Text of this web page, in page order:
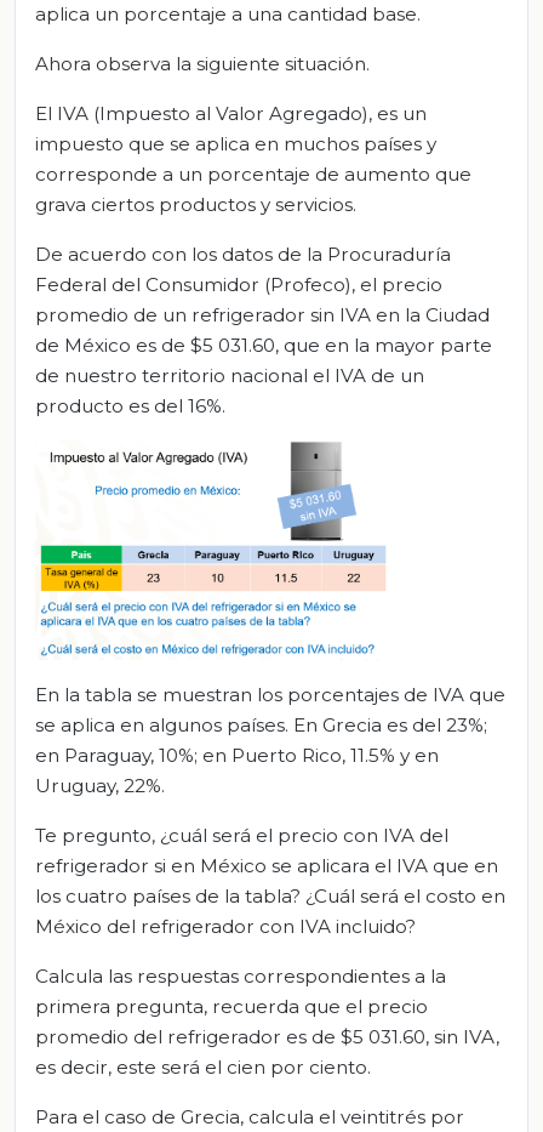
aplica un porcentaje a una cantidad base.
Ahora observa la siguiente situación.
El IVA (Impuesto al Valor Agregado), es un
impuesto que se aplica en muchos países y
corresponde a un porcentaje de aumento que
grava ciertos productos y servicios.
De acuerdo con los datos de la Procuraduría
Federal del Consumidor (Profeco), el precio
promedio de un refrigerador sin IVA en la Ciudad
de México es de $5 031.60, que en la mayor parte
de nuestro territorio nacional el IVA de un
producto es del 16%.
En la tabla se muestran los porcentajes de IVA que
se aplica en algunos países. En Grecia es del 23%;
en Paraguay, 10%; en Puerto Rico, 11.5% y en
Uruguay, 22%.
Te pregunto, ¿cuál será el precio con IVA del
refrigerador si en México se aplicara el IVA que en
los cuatro países de la tabla? ¿Cuál será el costo en
México del refrigerador con IVA incluido?
Calcula las respuestas correspondientes a la
primera pregunta, recuerda que el precio
promedio del refrigerador es de $5 031.60, sin IVA,
es decir, este será el cien por ciento.
Para el caso de Grecia, calcula el veintitrés por